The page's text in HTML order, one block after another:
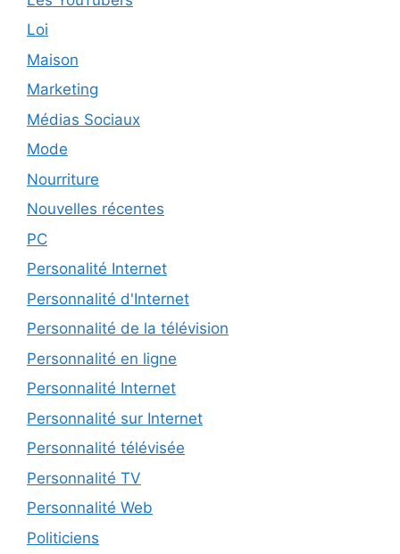
Loi
Maison
Marketing
Médias Sociaux
Mode
Nourriture
Nouvelles récentes
PC
Personalité Internet
Personnalité d'Internet
Personnalité de la télévision
Personnalité en ligne
Personnalité Internet
Personnalité sur Internet
Personnalité télévisée
Personnalité TV
Personnalité Web
Politiciens